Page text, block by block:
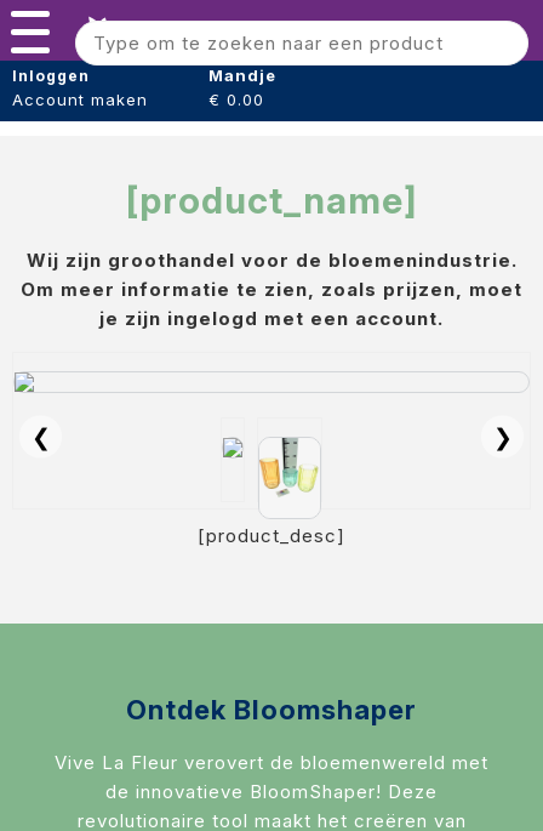
Menu
Bloomshaper
Kleintje knip + Bloemensnijder
Folie (Verpakking)
Boeket hoezen
Sfeer verlichting
Mand + Bak
Error: product not found or unavailable. Errorcode
#9914Error: product not found or unavailable. Errorcode
#9914
Inloggen
Account maken
Mandje
€ 0.00
[product_name]
Wij zijn groothandel voor de bloemenindustrie.
Om meer informatie te zien, zoals prijzen, moet
je zijn ingelogd met een account.
❮ ❯
[product_desc]
Ontdek Bloomshaper
Vive La Fleur verovert de bloemenwereld met
de innovatieve BloomShaper! Deze
revolutionaire tool maakt het creëren van